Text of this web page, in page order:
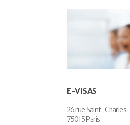
E-VISAS
26 rue Saint-Charles
75015 Paris